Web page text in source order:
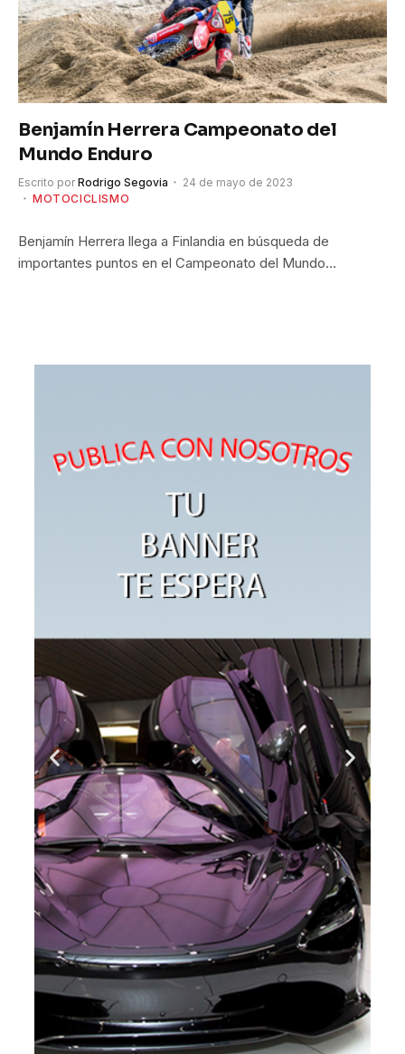
Benjamín Herrera Campeonato del
Mundo Enduro
Escrito por Rodrigo Segovia
24 de mayo de 2023
MOTOCICLISMO
Benjamín Herrera llega a Finlandia en búsqueda de
importantes puntos en el Campeonato del Mundo…